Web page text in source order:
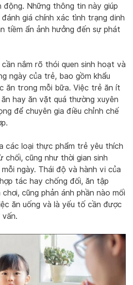
động. Những thông tin này giúp
giá chính xác tình trạng dinh
tiềm ẩn ảnh hưởng đến sự phát
nắm rõ thói quen sinh hoạt và
ngày của trẻ, bao gồm khẩu
ăn trong mỗi bữa. Việc trẻ ăn ít
hay ăn vặt quá thường xuyên
để chuyên gia điều chỉnh chế
các loại thực phẩm trẻ yêu thích
chối, cũng như thời gian sinh
ngày. Thái độ và hành vi của
tác hay chống đối, ăn tập
cũng phản ánh phần nào mối
ăn uống và là yếu tố cần được